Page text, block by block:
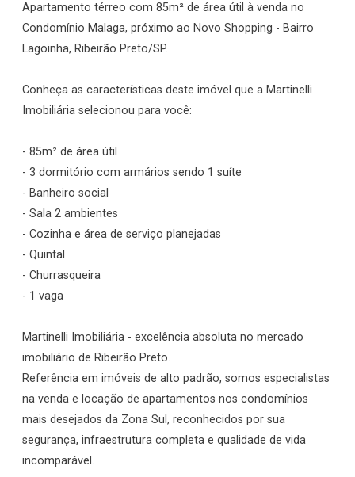
Apartamento térreo com 85m² de área útil à venda no
Condomínio Malaga, próximo ao Novo Shopping - Bairro
Lagoinha, Ribeirão Preto/SP.
Conheça as características deste imóvel que a Martinelli
Imobiliária selecionou para você:
- 85m² de área útil
- 3 dormitório com armários sendo 1 suíte
- Banheiro social
- Sala 2 ambientes
- Cozinha e área de serviço planejadas
- Quintal
- Churrasqueira
- 1 vaga
Martinelli Imobiliária - excelência absoluta no mercado
imobiliário de Ribeirão Preto.
Referência em imóveis de alto padrão, somos especialistas
na venda e locação de apartamentos nos condomínios
mais desejados da Zona Sul, reconhecidos por sua
segurança, infraestrutura completa e qualidade de vida
incomparável.